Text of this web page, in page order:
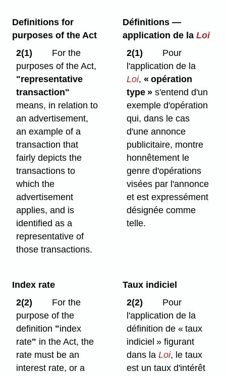
Definitions for
purposes of the Act
2(1)
For the
purposes of the Act,
"representative
transaction"
means, in relation to
an advertisement,
an example of a
transaction that
fairly depicts the
transactions to
which the
advertisement
applies, and is
identified as a
representative of
those transactions.
Définitions —
application de la Loi
2(1)
Pour
l'application de la
Loi,« opération
type » s'entend d'un
exemple d'opération
qui, dans le cas
d'une annonce
publicitaire, montre
honnêtement le
genre d'opérations
visées par l'annonce
et est expressément
désignée comme
telle.
Index rate
2(2)
For the
purpose of the
definition "index
rate" in the Act, the
rate must be an
interest rate, or a
Taux indiciel
2(2)
Pour
l'application de la
définition de « taux
indiciel » figurant
dans laLoi, le taux
est un taux d'intérêt